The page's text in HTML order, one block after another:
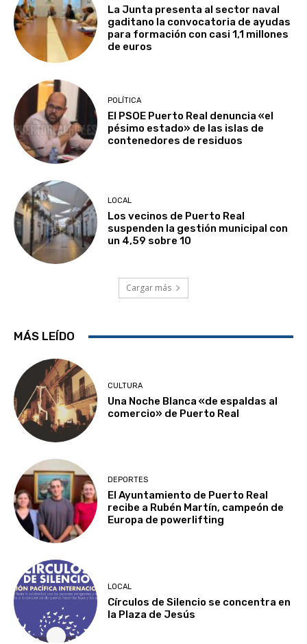
La Junta presenta al sector naval
gaditano la convocatoria de ayudas
para formación con casi 1,1 millones
de euros
POLÍTICA
El PSOE Puerto Real denuncia «el
pésimo estado» de las islas de
contenedores de residuos
LOCAL
Los vecinos de Puerto Real
suspenden la gestión municipal con
un 4,59 sobre 10
Cargar más
MÁS LEÍDO
CULTURA
Una Noche Blanca «de espaldas al
comercio» de Puerto Real
DEPORTES
El Ayuntamiento de Puerto Real
recibe a Rubén Martín, campeón de
Europa de powerlifting
LOCAL
Círculos de Silencio se concentra en
la Plaza de Jesús